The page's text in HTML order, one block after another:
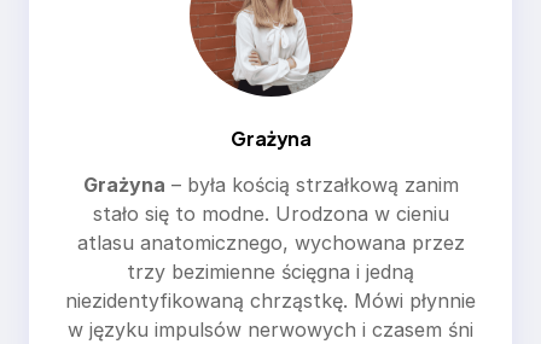
Grażyna
Grażyna – była kością strzałkową zanim
stało się to modne. Urodzona w cieniu
atlasu anatomicznego, wychowana przez
trzy bezimienne ścięgna i jedną
niezidentyfikowaną chrząstkę. Mówi płynnie
w języku impulsów nerwowych i czasem śni